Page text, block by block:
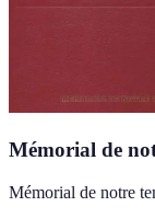
Mémorial de
Mémorial de notre